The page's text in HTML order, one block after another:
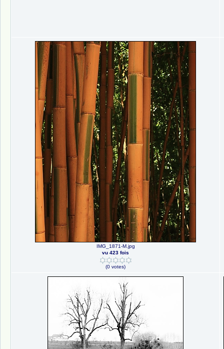
IMG_1871-M.jpg
vu 423 fois
(0 votes)